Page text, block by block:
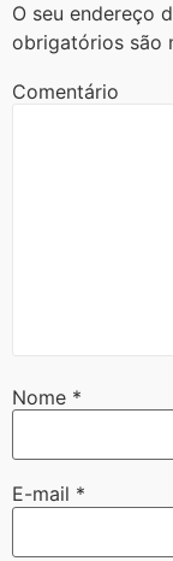
O seu endereço
obrigatórios são
Comentário
Nome *
E-mail *